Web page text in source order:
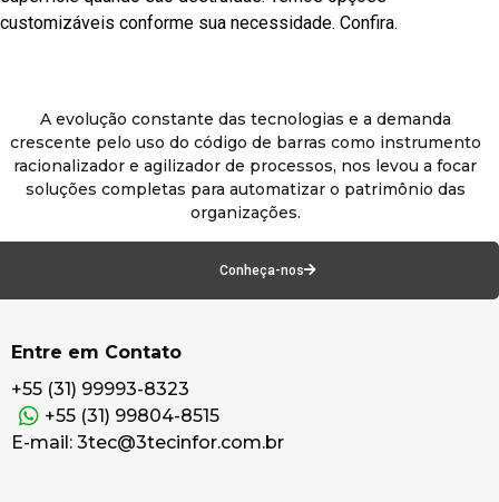
customizáveis conforme sua necessidade. Confira.
A evolução constante das tecnologias e a demanda
crescente pelo uso do código de barras como instrumento
racionalizador e agilizador de processos, nos levou a focar
soluções completas para automatizar o patrimônio das
organizações.
Conheça-nos
Entre em Contato
+55 (31) 99993-8323
+55 (31) 99804-8515
E-mail: 3tec@3tecinfor.com.br